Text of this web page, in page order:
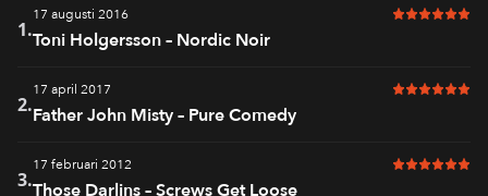
1.
17 augusti 2016 6 av 6 i
Toni Holgersson – Nordic Noir
2.
17 april 2017 6 av 6 i
Father John Misty – Pure Comedy
3.
17 februari 2012 6 av 6 i
Those Darlins – Screws Get Loose